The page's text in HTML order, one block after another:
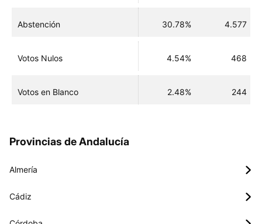
Abstención 30.78% 4.577
Votos Nulos 4.54% 468
Votos en Blanco 2.48% 244
Provincias de Andalucía
Almería
Cádiz